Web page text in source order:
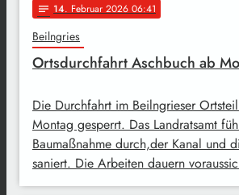
notes 14. Februar 2026 06:41
Beilngries
Ortsdurchfahrt Aschbuch ab
Die Durchfahrt im Beilngrieser
Montag gesperrt. Das Landratsamt
Baumaßnahme durch,der Kanal und
saniert. Die Arbeiten dauern